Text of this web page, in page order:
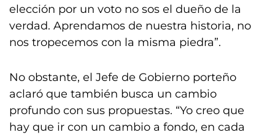
elección por un voto no sos el dueño de la
verdad. Aprendamos de nuestra historia, no
nos tropecemos con la misma piedra”.
No obstante, el Jefe de Gobierno porteño
aclaró que también busca un cambio
profundo con sus propuestas. “Yo creo que
hay que ir con un cambio a fondo, en cada